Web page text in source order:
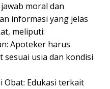
moral dan
informasi yang jelas
meliputi:
Apoteker harus
sesuai usia dan kondisi
Obat: Edukasi terkait